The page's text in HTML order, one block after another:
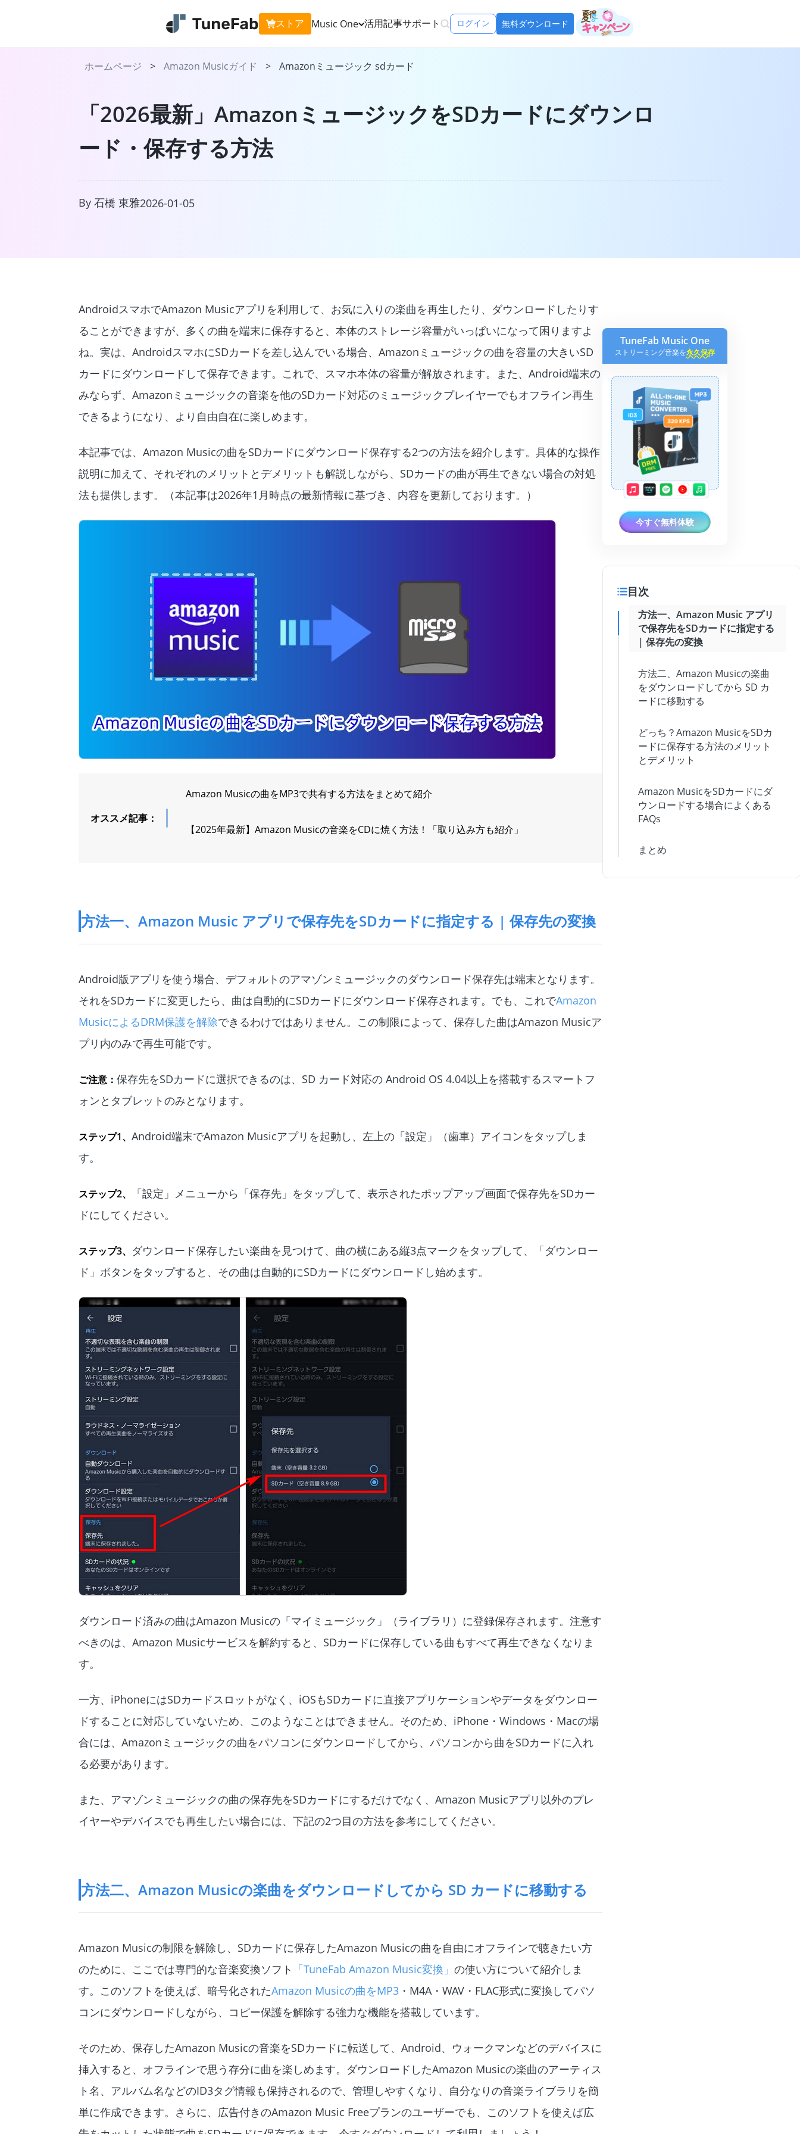
ストア Music One
TuneFab MusicOne
Youtube Music 変換
Line Music 変換
活用記事サポート ログイン 無料ダウンロード
ホームページ > Amazon Musicガイド > Amazonミュージック sdカード
「2026最新」AmazonミュージックをSDカードにダウンロ
ード・保存する方法
By 石橋 東雅2026-01-05
AndroidスマホでAmazon Musicアプリを利用して、お気に入りの楽曲を再生したり、ダウンロードしたりす
ることができますが、多くの曲を端末に保存すると、本体のストレージ容量がいっぱいになって困りますよ
ね。実は、AndroidスマホにSDカードを差し込んでいる場合、Amazonミュージックの曲を容量の大きいSD
カードにダウンロードして保存できます。これで、スマホ本体の容量が解放されます。また、Android端末の
みならず、Amazonミュージックの音楽を他のSDカード対応のミュージックプレイヤーでもオフライン再生
できるようになり、より自由自在に楽しめます。
本記事では、Amazon Musicの曲をSDカードにダウンロード保存する2つの方法を紹介します。具体的な操作
説明に加えて、それぞれのメリットとデメリットも解説しながら、SDカードの曲が再生できない場合の対処
法も提供します。（本記事は2026年1月時点の最新情報に基づき、内容を更新しております。）
オススメ記事：
Amazon Musicの曲をMP3で共有する方法をまとめて紹介
【2025年最新】Amazon Musicの音楽をCDに焼く方法！「取り込み方も紹介」
方法一、Amazon Music アプリで保存先をSDカードに指定する | 保存先の変換
Android版アプリを使う場合、デフォルトのアマゾンミュージックのダウンロード保存先は端末となります。
それをSDカードに変更したら、曲は自動的にSDカードにダウンロード保存されます。でも、これでAmazon
MusicによるDRM保護を解除できるわけではありません。この制限によって、保存した曲はAmazon Musicア
プリ内のみで再生可能です。
ご注意： 保存先をSDカードに選択できるのは、SD カード対応の Android OS 4.04以上を搭載するスマートフ
ォンとタブレットのみとなります。
ステップ1、 Android端末でAmazon Musicアプリを起動し、左上の「設定」（歯車）アイコンをタップしま
す。
ステップ2、
「設定」メニューから「保存先」をタップして、表示されたポップアップ画面で保存先をSDカー
ドにしてください。
ステップ3、 ダウンロード保存したい楽曲を見つけて、曲の横にある縦3点マークをタップして、「ダウンロー
ド」ボタンをタップすると、その曲は自動的にSDカードにダウンロードし始めます。
ダウンロード済みの曲はAmazon Musicの「マイミュージック」（ライブラリ）に登録保存されます。注意す
べきのは、Amazon Musicサービスを解約すると、SDカードに保存している曲もすべて再生できなくなりま
す。
一方、iPhoneにはSDカードスロットがなく、iOSもSDカードに直接アプリケーションやデータをダウンロー
ドすることに対応していないため、このようなことはできません。そのため、iPhone・Windows・Macの場
合には、Amazonミュージックの曲をパソコンにダウンロードしてから、パソコンから曲をSDカードに入れ
る必要があります。
また、アマゾンミュージックの曲の保存先をSDカードにするだけでなく、Amazon Musicアプリ以外のプレ
イヤーやデバイスでも再生したい場合には、下記の2つ目の方法を参考にしてください。
方法二、Amazon Musicの楽曲をダウンロードしてから SD カードに移動する
Amazon Musicの制限を解除し、SDカードに保存したAmazon Musicの曲を自由にオフラインで聴きたい方
のために、ここでは専門的な音楽変換ソフト 「TuneFab Amazon Music変換」 の使い方について紹介しま
す。このソフトを使えば、暗号化されたAmazon Musicの曲をMP3 ・M4A・WAV・FLAC形式に変換してパソ
コンにダウンロードしながら、コピー保護を解除する強力な機能を搭載しています。
そのため、保存したAmazon Musicの音楽をSDカードに転送して、Android、ウォークマンなどのデバイスに
挿入すると、オフラインで思う存分に曲を楽しめます。ダウンロードしたAmazon Musicの楽曲のアーティス
ト名、アルバム名などのID3タグ情報も保持されるので、管理しやすくなり、自分なりの音楽ライブラリを簡
単に作成できます。さらに、広告付きのAmazon Music Freeプランのユーザーでも、このソフトを使えば広
TuneFab Music One
ストリーミング音楽を永久保存
今すぐ無料体験
目次
方法一、Amazon Music アプリ
で保存先をSDカードに指定する
| 保存先の変換
方法二、Amazon Musicの楽曲
をダウンロードしてから SD カ
ードに移動する
どっち？Amazon MusicをSDカ
ードに保存する方法のメリット
とデメリット
Amazon MusicをSDカードにダ
ウンロードする場合によくある
FAQs
まとめ